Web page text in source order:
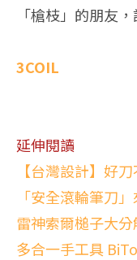
「槍枝」的朋友
3COIL
延伸閱讀
【台灣設計】好
「安全滾輪筆刀」
雷神索爾槌子大
多合一手工具